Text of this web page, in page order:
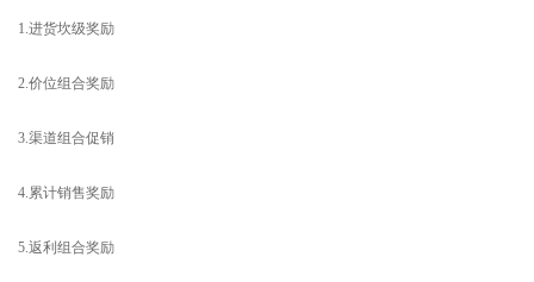
1.进货坎级奖励
2.价位组合奖励
3.渠道组合促销
4.累计销售奖励
5.返利组合奖励